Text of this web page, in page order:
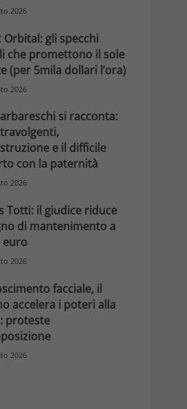
2026
Orbital: gli specchi
che promettono il sole
(per 5mila dollari l’ora)
2026
si racconta:
e il difficile
con la paternità
2026
Totti: il giudice riduce
di mantenimento a
euro
2026
facciale, il
accelera i poteri alla
proteste
2026